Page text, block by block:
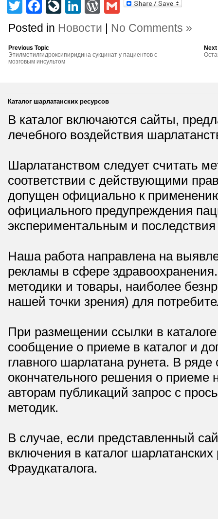
TwitterFacebook
LiveJournal
LinkedIn
WordPress
Gmail
Posted in Новости | No Comments »
Previous Topic
Этилметилгидроксипиридина сукцинат у пациентов с
мозговым инсультом
Next
Каталог шарлатанских ресурсов
В каталог включаются сайты,
лечебного воздействия
Шарлатанством следует считать
соответствии с действующими
допущен официально к
официального предупреждения
экспериментальным и
Наша работа направлена на
рекламы в сфере
методики и товары, наиболее
нашей точки зрения) для
При размещении ссылки в
сообщение о приеме в каталог и
главного шарлатана рунета. В
окончательного решения о приеме
авторам публикаций запрос с
методик.
В случае, если представленный
включения в каталог
Фраудкаталога.